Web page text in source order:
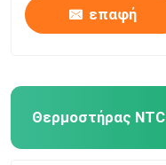
επαφή
Θερμοστήρας NTC